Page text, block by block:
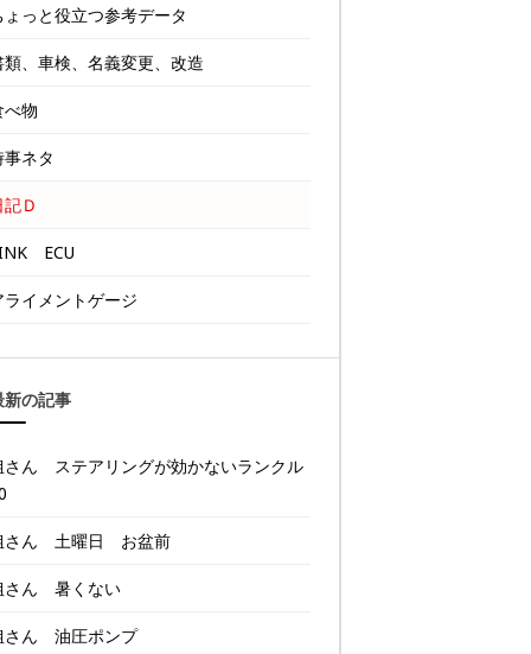
ょっと役立つ参考データ
類、車検、名義変更、改造
べ物
事ネタ
Ｄ
ECU
ライメントゲージ
新の記事
さん ステアリングが効かないランクル
さん 土曜日 お盆前
さん 暑くない
さん 油圧ポンプ